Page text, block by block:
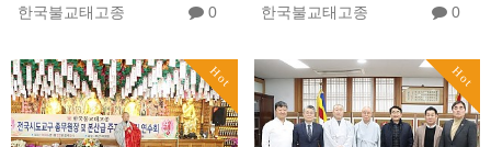
한국불교태고종 0 한국불교태고종 0
Hot Hot